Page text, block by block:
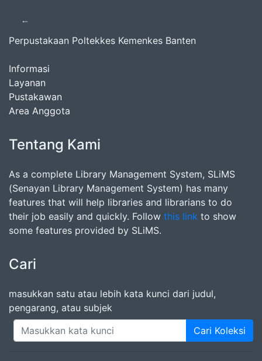
Perpustakaan Poltekkes Kemenkes Banten
Informasi
Layanan
Pustakawan
Area Anggota
Tentang Kami
As a complete Library Management System, SLiMS
(Senayan Library Management System) has many
features that will help libraries and librarians to do
their job easily and quickly. Follow this link to show
some features provided by SLiMS.
Cari
masukkan satu atau lebih kata kunci dari judul,
pengarang, atau subjek
Cari Koleksi